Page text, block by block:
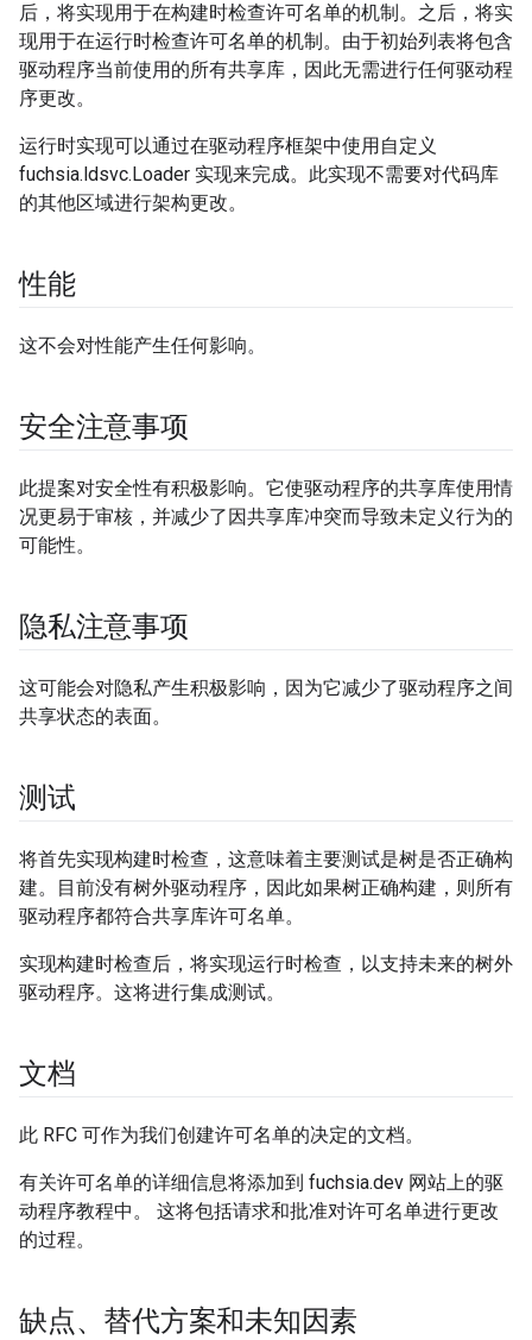
后，将实现用于在构建时检查许可名单的机制。之后，将实
现用于在运行时检查许可名单的机制。由于初始列表将包含
驱动程序当前使用的所有共享库，因此无需进行任何驱动程
序更改。
运行时实现可以通过在驱动程序框架中使用自定义
fuchsia.ldsvc.Loader 实现来完成。此实现不需要对代码库
的其他区域进行架构更改。
性能
这不会对性能产生任何影响。
安全注意事项
此提案对安全性有积极影响。它使驱动程序的共享库使用情
况更易于审核，并减少了因共享库冲突而导致未定义行为的
可能性。
隐私注意事项
这可能会对隐私产生积极影响，因为它减少了驱动程序之间
共享状态的表面。
测试
将首先实现构建时检查，这意味着主要测试是树是否正确构
建。目前没有树外驱动程序，因此如果树正确构建，则所有
驱动程序都符合共享库许可名单。
实现构建时检查后，将实现运行时检查，以支持未来的树外
驱动程序。这将进行集成测试。
文档
此 RFC 可作为我们创建许可名单的决定的文档。
有关许可名单的详细信息将添加到 fuchsia.dev 网站上的驱
动程序教程中。 这将包括请求和批准对许可名单进行更改
的过程。
缺点、替代方案和未知因素